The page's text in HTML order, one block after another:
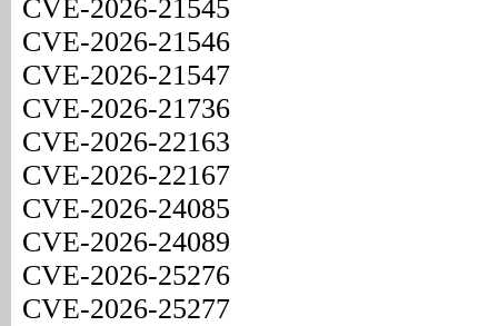
CVE-2026-21545
CVE-2026-21546
CVE-2026-21547
CVE-2026-21736
CVE-2026-22163
CVE-2026-22167
CVE-2026-24085
CVE-2026-24089
CVE-2026-25276
CVE-2026-25277